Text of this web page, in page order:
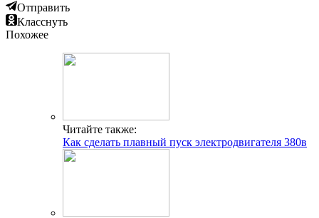
Отправить
Класснуть
Похожее
Читайте также:
Как сделать плавный пуск электродвигателя 380в